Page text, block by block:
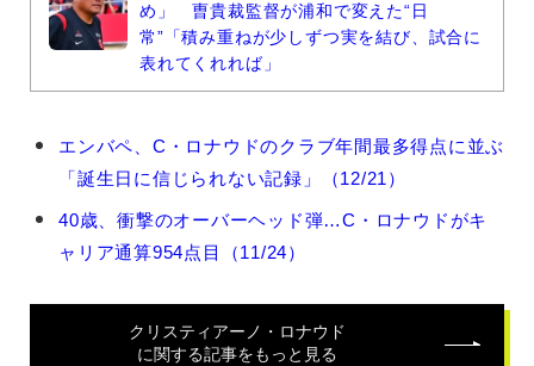
め」 曺貴裁監督が浦和で変えた“日
常”「積み重ねが少しずつ実を結び、試合に
表れてくれれば」
ク
テ
ノ・
エンバペ、C・ロナウドのクラブ年間最多得点に並ぶ
「誕生日に信じられない記録」（12/21）
40歳、衝撃のオーバーヘッド弾…C・ロナウドがキ
ャリア通算954点目（11/24）
クリスティアーノ・ロナウド
に関する記事をもっと見る